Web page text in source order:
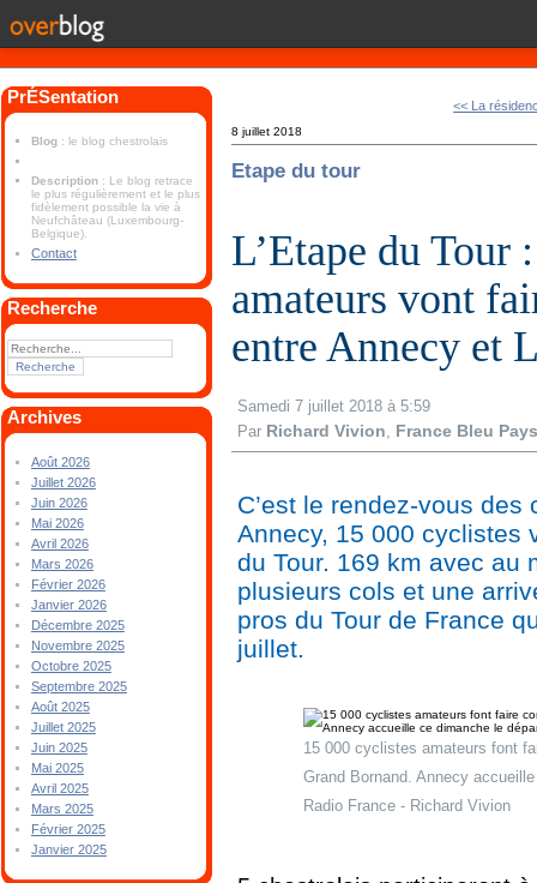
PrÉSentation
Blog : le blog chestrolais
Description : Le blog retrace
le plus régulièrement et le plus
fidèlement possible la vie à
Neufchâteau (Luxembourg-
Belgique).
Contact
Recherche
Archives
Août 2026
Juillet 2026
Juin 2026
Mai 2026
Avril 2026
Mars 2026
Février 2026
Janvier 2026
Décembre 2025
Novembre 2025
Octobre 2025
Septembre 2025
Août 2025
Juillet 2025
Juin 2025
Mai 2025
Avril 2025
Mars 2025
Février 2025
Janvier 2025
<< La
8 juillet 2018
Etape du tour
L’Etape du Tour
amateurs vont
entre Annecy et
Samedi 7 juillet 2018 à 5:59
Par Richard Vivion France Bleu
C’est le rendez-vous
Annecy, 15 000 cyclistes
du Tour. 169 km avec au
plusieurs cols et une
pros du Tour de France
juillet.
15 000 cyclistes amateurs font
Grand Bornand. Annecy
Radio France - Richard Vivion